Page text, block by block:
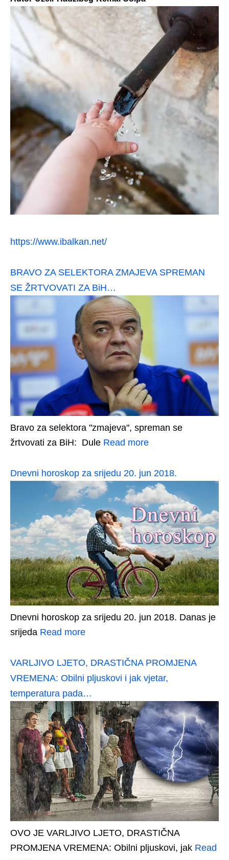
https://www.ibalkan.net/
BRAVO ZA SELEKTORA ZMAJEVA SPREMAN
SE ŽRTVOVATI ZA BiH…
Bravo za selektora "zmajeva", spreman se
žrtvovati za BiH: Dule Read more
Dnevni horoskop za srijedu 20. jun 2018.
Dnevni horoskop za srijedu 20. jun 2018. Danas je
srijeda Read more
VARLJIVO LJETO, DRASTIČNA PROMJENA
VREMENA: Obilni pljuskovi i jak vjetar,
temperatura pada…
OVO JE VARLJIVO LJETO, DRASTIČNA
PROMJENA VREMENA: Obilni pljuskovi, jak Read